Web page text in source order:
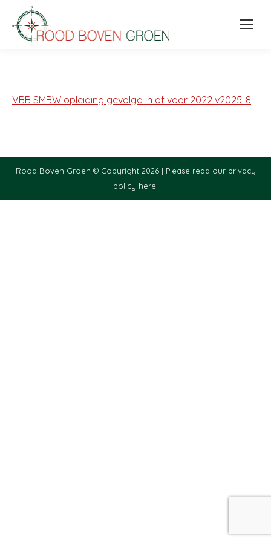
VBB SMBW opleiding gevolgd in of voor 2022 v2025-8
Rood Boven Groen © Copyright 2026 | Please read our privacy
policy here.